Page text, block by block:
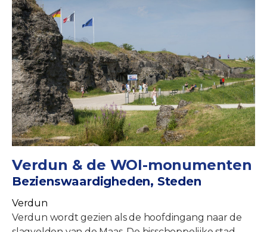
Verdun & de WOI-monumenten
Bezienswaardigheden, Steden
Verdun
Verdun wordt gezien als de hoofdingang naar de